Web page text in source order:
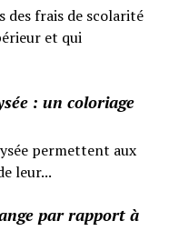
des frais de scolarité
et qui
: un coloriage
permettent aux
leur...
par rapport à